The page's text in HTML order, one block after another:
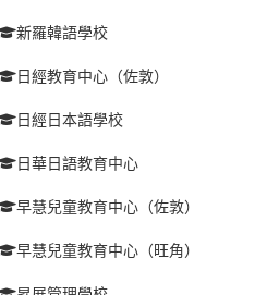
新羅韓語學校
日經教育中心（佐敦）
日經日本語學校
日華日語教育中心
早慧兒童教育中心（佐敦）
早慧兒童教育中心（旺角）